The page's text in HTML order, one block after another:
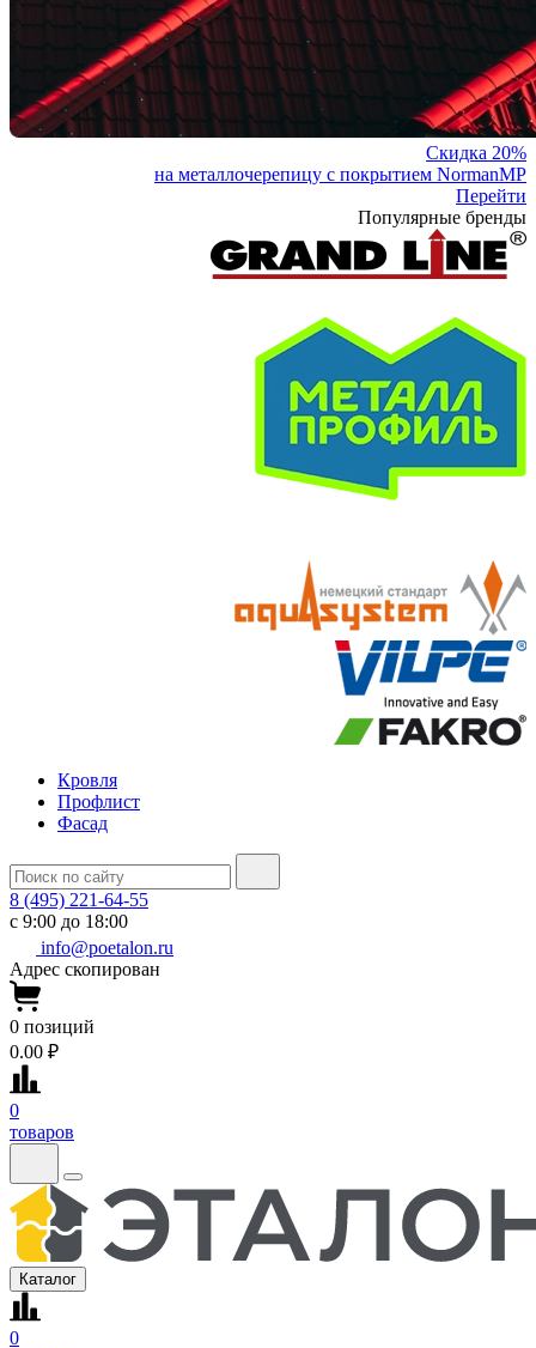
Скидка 20%
на металлочерепицу с покрытием NormanMP
Перейти
Популярные бренды
Кровля
Профлист
Фасад
8 (495) 221-64-55
с 9:00 до 18:00
info@poetalon.ru
Адрес скопирован
0 позиций
0.00 ₽
0
товаров
Каталог
0